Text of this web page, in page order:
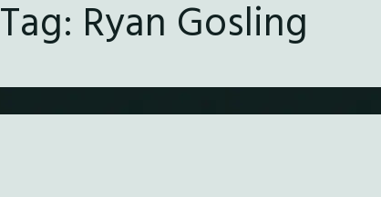
Tag: Ryan Gosling